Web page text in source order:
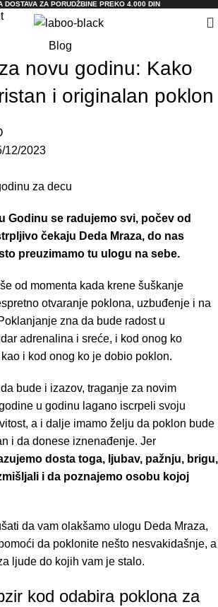
DOSTAVA ZA PORUDŽBINE PREKO 4.000 DIN
Blog
novu godinu: Kako
i originalan poklon
12/2023
Godinu se radujemo svi, počev od
čekaju Deda Mraza, do nas
preuzimamo tu ulogu na sebe.
od momenta kada krene šuškanje
otvaranje poklona, uzbuđenje i na
zna da bude radost u
adrenalina i sreće, i kod onog ko
i kod onog ko je dobio poklon.
bude i izazov, traganje za novim
u godinu lagano iscrpeli svoju
a i dalje imamo želju da poklon bude
i da donese iznenađenje. Jer
dosta toga, ljubav, pažnju, brigu,
i da poznajemo osobu kojoj
da vam olakšamo ulogu Deda Mraza,
da poklonite nešto nesvakidašnje, a
ljude do kojih vam je stalo.
kod odabira poklona za